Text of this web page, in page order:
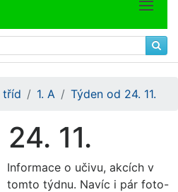
tříd 1. A Týden od 24. 11.
11.
Informace o učivu, akcích v
tomto týdnu. Navíc i pár foto-